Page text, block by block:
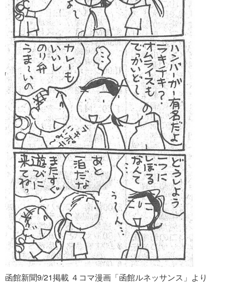
函館新聞9/21掲載 ４コマ漫画「函館ルネッサンス」より